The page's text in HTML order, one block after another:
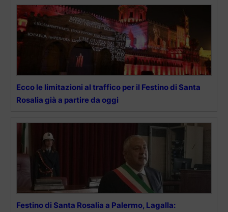
Ecco le limitazioni al traffico per il Festino di Santa
Rosalia già a partire da oggi
Festino di Santa Rosalia a Palermo, Lagalla: